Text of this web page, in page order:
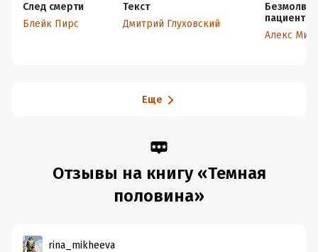
След смерти
Блейк Пирс
Текст
Дмитрий Глуховский
пациент
Еще
Отзывы на книгу «Темная
половина»
rina_mikheeva